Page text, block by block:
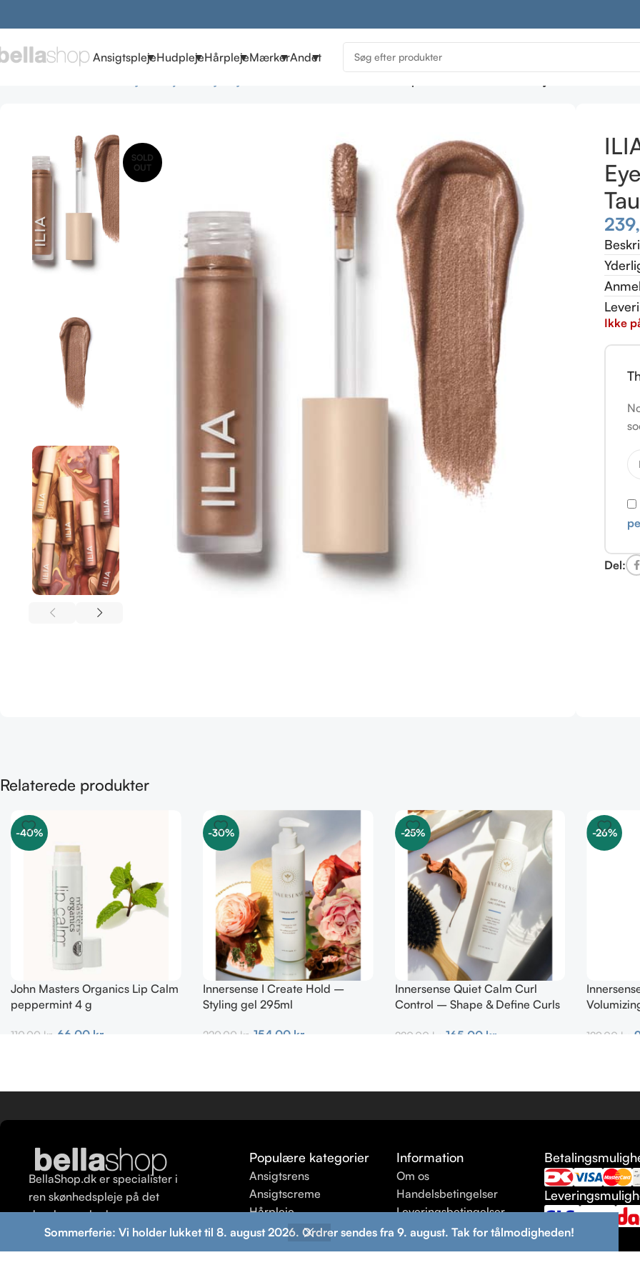
Sommerferie: Vi holder lukket til 8. august 2026. Ordrer sendes fra 9. august. Tak for tålmodigheden!
AnsigtsplejeHudplejeHårplejeMærkerAndet
SOLD
OUT
Ikke
Del:
Relaterede produkter
-40%
John Masters Organics Lip Calm
peppermint 4 g
110,00 kr. 66,00 kr.
-30%
Innersense I Create Hold –
Styling gel 295ml
220,00 kr. 154,00 kr.
-25%
Innersense Quiet Calm Curl
Control – Shape & Define Curls
220,00 kr. 165,00 kr.
-26%
129,00 kr.
BellaShop.dk er specialister i
ren skønhedspleje på det
danske marked.
Populære kategorier
Ansigtsrens
Ansigtscreme
Hårpleje
Ansigtspeeling
Information
Om os
Handelsbetingelser
Leveringsbetingelser
Returneringsbetingelser